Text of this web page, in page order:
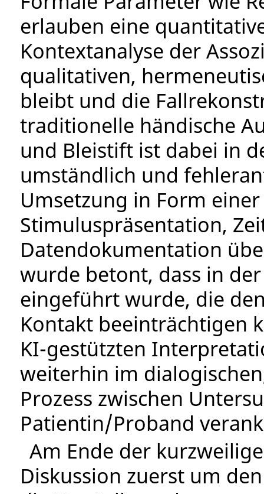
erlauben eine
Kontextanalyse der
qualitativen,
bleibt und die
traditionelle händische
und Bleistift ist dabei in
umständlich und
Umsetzung in Form
Stimuluspräsentation,
Datendokumentation
wurde betont, dass in
eingeführt wurde, die
Kontakt beeinträchtigen
KI-gestützten
weiterhin im
Prozess zwischen
Patientin/Proband
Am Ende der
Diskussion zuerst um